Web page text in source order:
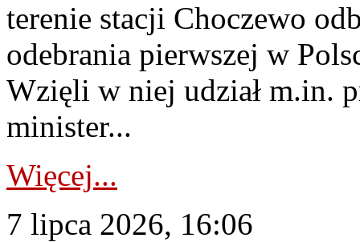
terenie stacji Choczewo
odebrania pierwszej w
Wzięli w niej udział m.in.
minister...
Więcej...
7 lipca 2026, 16:06